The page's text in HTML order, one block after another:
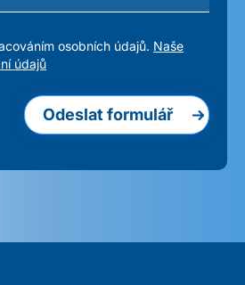
osobních údajů. Naše
údajů
Odeslat formulář